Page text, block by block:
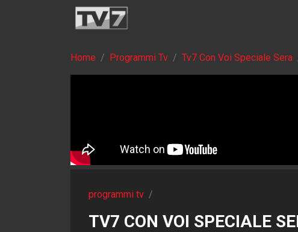
Home Programmi Tv Tv7 Con Voi Speciale Sera
programmi tv /
TV7 CON VOI SPECIALE